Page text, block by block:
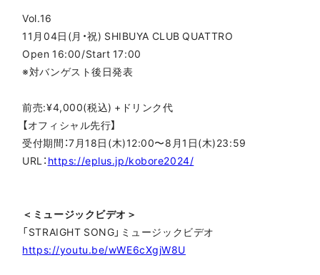
Vol.16
11月04日(月・祝) SHIBUYA CLUB QUATTRO
Open 16:00/Start 17:00
※対バンゲスト後日発表
前売:¥4,000(税込) +ドリンク代
【オフィシャル先行】
受付期間：7月18日(木)12:00〜8月1日(木)23:59
URL： https://eplus.jp/kobore2024/
＜ミュージックビデオ＞
「STRAIGHT SONG」ミュージックビデオ
https://youtu.be/wWE6cXgjW8U